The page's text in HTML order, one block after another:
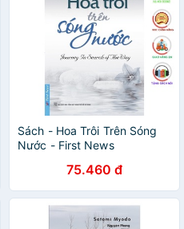
Sách - Hoa Trôi Trên Sóng
Nước - First News
75.460 đ